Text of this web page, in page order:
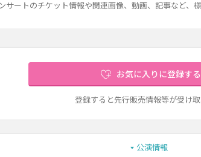
ートのチケット情報や関連画像、動画、記事など、
お気に入りに登録する
登録すると先行販売情報等が受け
公演情報